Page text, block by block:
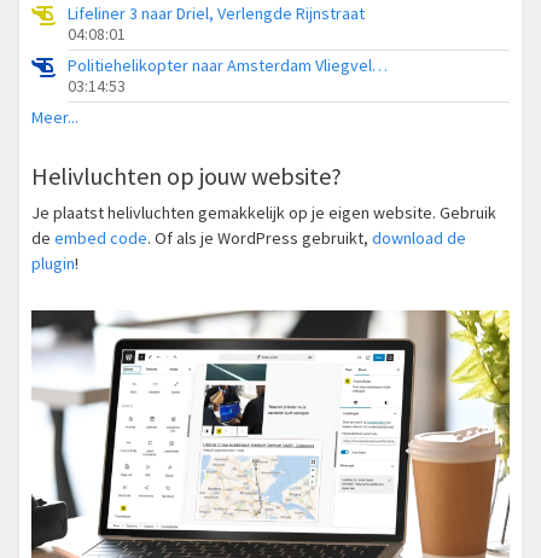
Lifeliner 3 naar Driel, Verlengde Rijnstraat
04:08:01
Politiehelikopter naar Amsterdam Vliegveld Schiphol
03:14:53
Meer...
Helivluchten op jouw website?
Je plaatst helivluchten gemakkelijk op je eigen website. Gebruik
de embed code. Of als je WordPress gebruikt, download de
plugin!